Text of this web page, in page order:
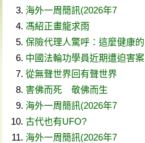
海外一周簡訊(2026年7
馮紹正畫龍求雨
保險代理人驚呼：這麼健康的
中國法輪功學員近期遭迫害案
從無聲世界回有聲世界
害佛而死 敬佛而生
海外一周簡訊(2026年7
古代也有UFO?
海外一周簡訊(2026年7